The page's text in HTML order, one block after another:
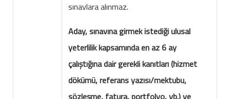
sınavlara alınmaz.
Aday, sınavına girmek istediği ulusal
yeterlilik kapsamında en az 6 ay
çalıştığına dair gerekli kanıtları (hizmet
dökümü, referans yazısı/mektubu,